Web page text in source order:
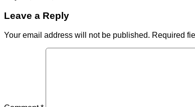
Leave a Reply
Your email address will not be published. Required